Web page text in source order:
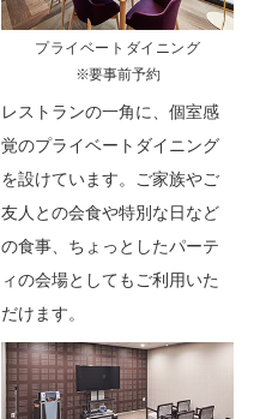
プライベートダイニング
※要事前予約
レストランの一角に、個室感
覚のプライベートダイニング
を設けています。ご家族やご
友人との会食や特別な日など
の食事、ちょっとしたパーテ
ィの会場としてもご利用いた
だけます。